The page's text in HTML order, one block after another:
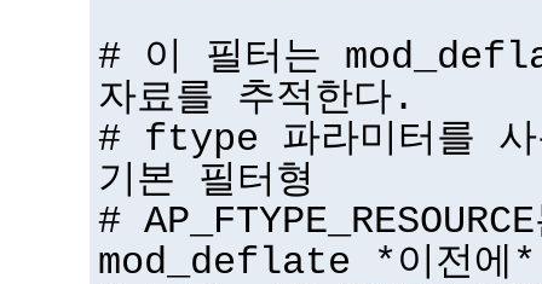
# 이 필터는
자료를 추적한다.
# ftype 파라미터를 사
기본 필터형
#
mod_deflate *이전에*